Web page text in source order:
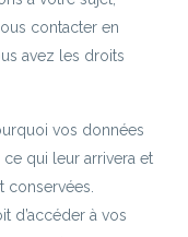
contacter en
avez les droits
vos données
qui leur arrivera et
d’accéder à vos